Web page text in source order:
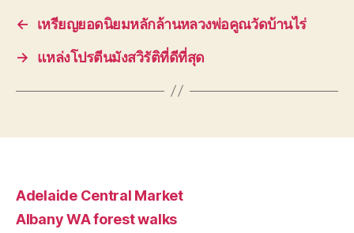
←
เหรียญยอดนิยมหลักล้านหลวงพ่อคูณวัดบ้านไร่
→
แหล่งโปรตีนมังสวิรัติที่ดีที่สุด
Adelaide Central Market
Albany WA forest walks